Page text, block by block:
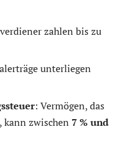
zahlen bis zu
unterliegen
: Vermögen, das
kann zwischen 7 % und